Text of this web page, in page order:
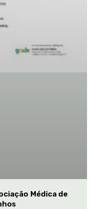
Médica de